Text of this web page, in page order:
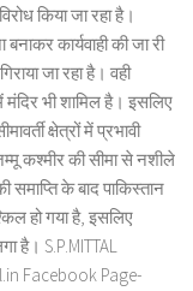
किया जा रहा है।
कार्यवाही की जा री
जा रहा है। वही
भी शामिल है। इसलिए
क्षेत्रों में प्रभावी
कश्मीर की सीमा से नशीले
के बाद पाकिस्तान
हो गया है, इसलिए
है। S.P.MITTAL
Facebook Page-